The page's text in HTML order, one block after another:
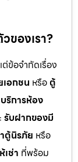
ของเรา?
ต่ข้อจำกัดเรื่อง
อกชน หรือ ตู้
บริการห้อง
รับฝากของมี
ตู้นิรภัย หรือ
เช่า ที่พร้อม